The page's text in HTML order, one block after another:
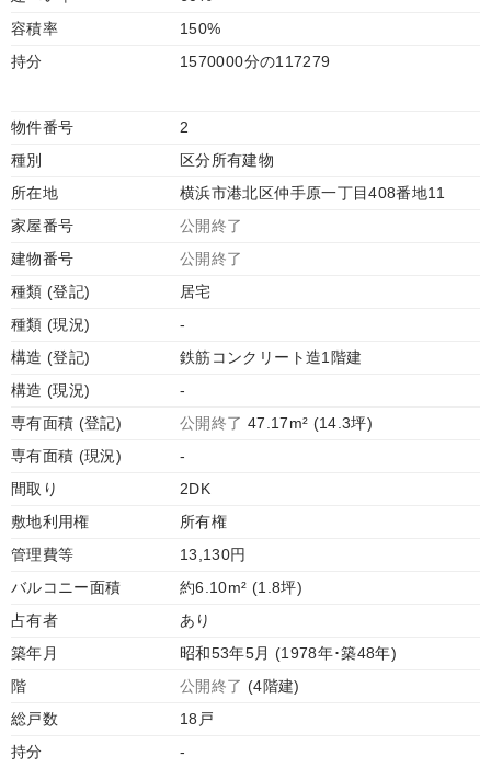
容積率
150%
持分
1570000分の117279
物件番号
2
種別
区分所有建物
所在地
横浜市港北区仲手原一丁目408番地11
家屋番号
公開終了
建物番号
公開終了
種類 (登記)
居宅
種類 (現況)
-
構造 (登記)
鉄筋コンクリート造1階建
構造 (現況)
-
専有面積 (登記)
公開終了 47.17m² (14.3坪)
専有面積 (現況)
-
間取り
2DK
敷地利用権
所有権
管理費等
13,130円
バルコニー面積
約6.10m² (1.8坪)
占有者
あり
築年月
昭和53年5月 (1978年･築48年)
階
公開終了 (4階建)
総戸数
18戸
持分
-